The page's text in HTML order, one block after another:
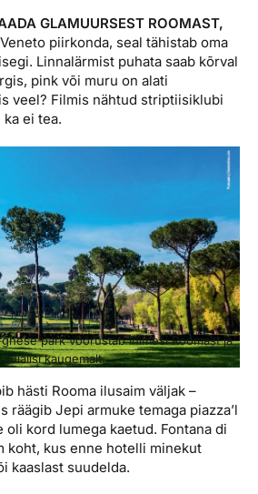
GLAMUURSEST ROOMAST,
piirkonda, seal tähistab oma
Linnalärmist puhata saab kõrval
pink või muru on alati
veel? Filmis nähtud striptiisiklubi
ei tea.
park võõrustab inimesi Roomast ja
külalisi kaugemalt.
hästi Rooma ilusaim väljak –
räägib Jepi armuke temaga piazza’l
oli kord lumega kaetud. Fontana di
koht, kus enne hotelli minekut
kaaslast suudelda.